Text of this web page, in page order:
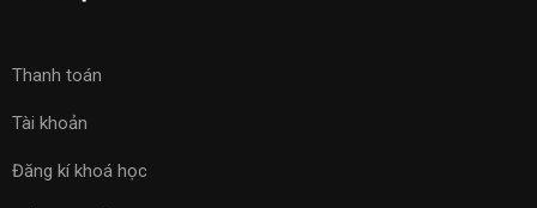
Thanh toán
Tài khoản
Đăng kí khoá học